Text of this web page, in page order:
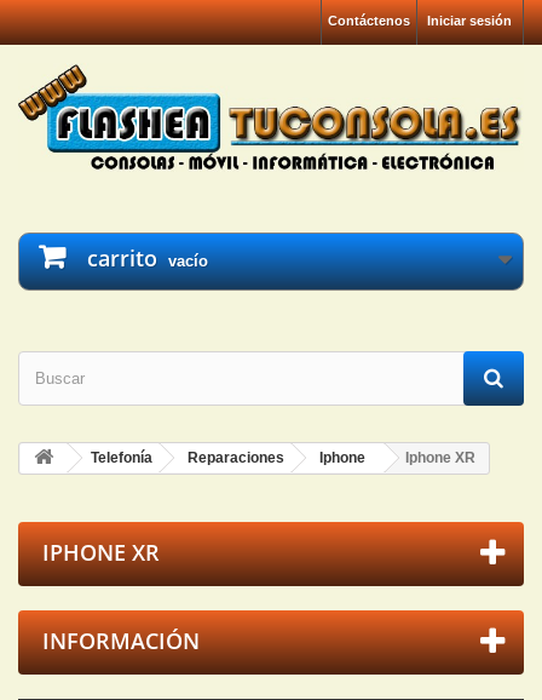
Iniciar sesión
Contáctenos
carrito vacío
Telefonía Reparaciones Iphone Iphone XR
IPHONE XR
INFORMACIÓN